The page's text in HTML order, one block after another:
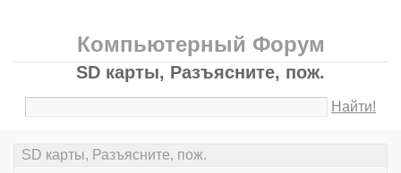
Компьютерный Форум
SD карты, Разъясните, пож.
Найти!
SD карты, Разъясните, пож.